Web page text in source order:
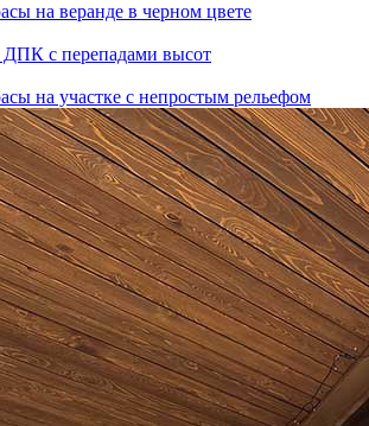
на веранде в черном цвете
ДПК с перепадами высот
на участке с непростым рельефом